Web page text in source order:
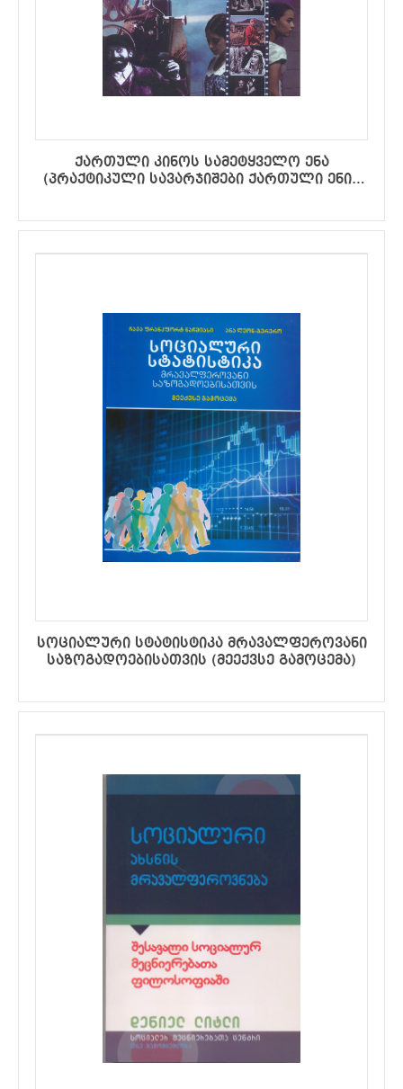
ქართული კინოს სამეტყველო ენა
(პრაქტიკული სავარჯიშები ქართული ენის
სოციალური სტატისტიკა მრავალფეროვანი
საზოგადოებისათვის (მეექვსე გამოცემა)